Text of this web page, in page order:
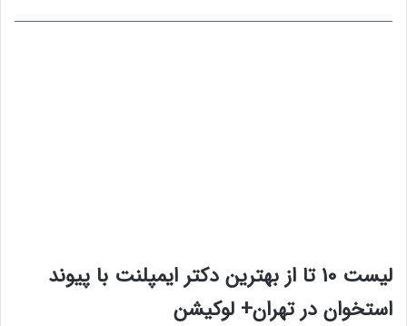
لیست 10 تا از بهترین دکتر ایمپلنت با پیوند
استخوان در تهران+ لوکیشن